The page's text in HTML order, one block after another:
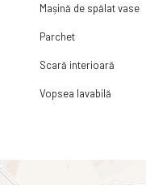
Mașină de spălat vase
Parchet
Scară interioară
Vopsea lavabilă